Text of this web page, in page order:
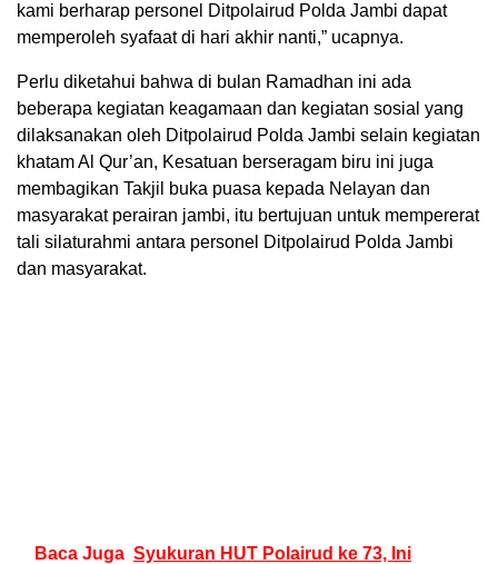
kami berharap personel Ditpolairud Polda Jambi dapat
memperoleh syafaat di hari akhir nanti,” ucapnya.
Perlu diketahui bahwa di bulan Ramadhan ini ada
beberapa kegiatan keagamaan dan kegiatan sosial yang
dilaksanakan oleh Ditpolairud Polda Jambi selain kegiatan
khatam Al Qur’an, Kesatuan berseragam biru ini juga
membagikan Takjil buka puasa kepada Nelayan dan
masyarakat perairan jambi, itu bertujuan untuk mempererat
tali silaturahmi antara personel Ditpolairud Polda Jambi
dan masyarakat.
Baca Juga Syukuran HUT Polairud ke 73, Ini